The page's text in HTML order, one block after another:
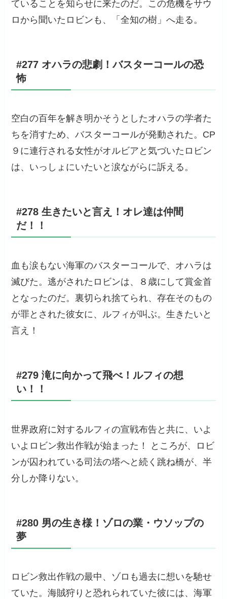
ていることを知らせに来たのだ。この危機をサウ
ロから聞いたロビンも、「全知の樹」へ走る。
#277 オハラの悲劇！バスターコールの恐
怖
空白の百年を解き明かそうとしたオハラの学者た
ちを消すため、バスターコールが発動された。CP
９に連行される女性がオルビアと気づいたロビン
は、いっしょにいたいと涙ながらに訴える。
#278 生きたいと言え！オレ達は仲間
だ！！
血も涙もない海軍のバスターコールで、オハラは
滅びた。逃がされたロビンは、８歳にして賞金首
となったのだ。裏切られ捨てられ、存在そのもの
が罪とされた彼女に、ルフィが叫ぶ。生きたいと
言え！
#279 滝に向かって飛べ！ルフィの想
い！！
世界政府に対するルフィの宣戦布告と共に、いよ
いよロビン救出作戦が始まった！ ところが、ロビ
ンが囚われている司法の塔へと続く跳ね橋が、半
分しか降りない。
#280 男の生き様！ゾロの業・ウソップの
夢
ロビン救出作戦の最中、ゾロも過去に想いを馳せ
ていた。海賊狩りと恐れられていた彼には、海軍